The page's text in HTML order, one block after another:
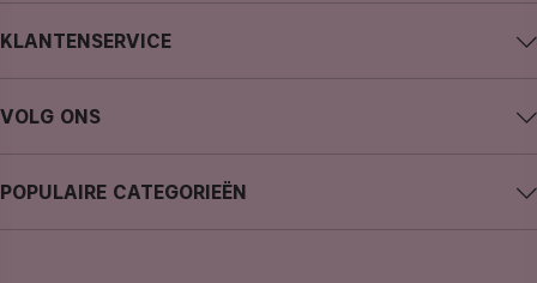
Carrière
KLANTENSERVICE
Aankoop annuleren
VOLG ONS
Facebook
POPULAIRE CATEGORIEËN